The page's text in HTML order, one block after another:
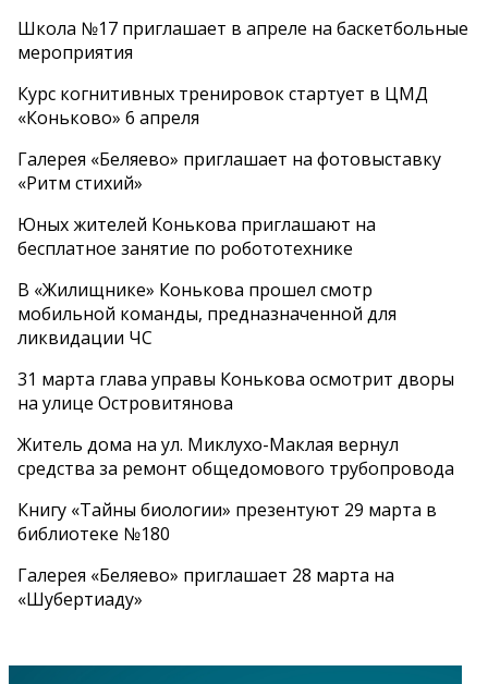
Школа №17 приглашает в апреле на баскетбольные
мероприятия
Курс когнитивных тренировок стартует в ЦМД
«Коньково» 6 апреля
Галерея «Беляево» приглашает на фотовыставку
«Ритм стихий»
Юных жителей Конькова приглашают на
бесплатное занятие по робототехнике
В «Жилищнике» Конькова прошел смотр
мобильной команды, предназначенной для
ликвидации ЧС
31 марта глава управы Конькова осмотрит дворы
на улице Островитянова
Житель дома на ул. Миклухо-Маклая вернул
средства за ремонт общедомового трубопровода
Книгу «Тайны биологии» презентуют 29 марта в
библиотеке №180
Галерея «Беляево» приглашает 28 марта на
«Шубертиаду»